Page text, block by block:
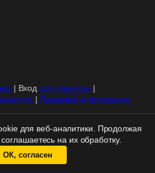
для веб-аналитики. Продолжая
на их обработку.
ОК, согласен
| Входдля клиентов|
| Правовая информация